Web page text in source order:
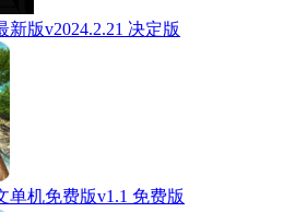
新版v2024.2.21 决定版
单机免费版v1.1 免费版